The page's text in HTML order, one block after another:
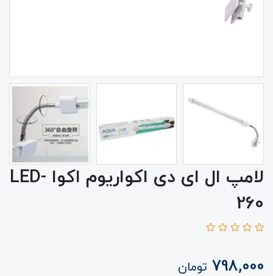
لامپ ال ای دی اکواریوم اکوا LED-
260
798,000 تومان